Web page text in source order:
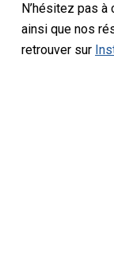
N’hésitez pas
ainsi que nos
retrouver sur